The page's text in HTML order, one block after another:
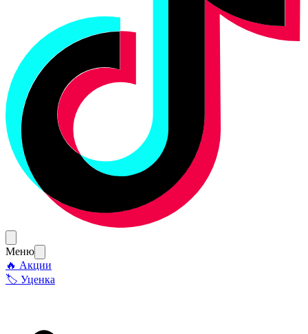
Меню
🔥 Акции
🏷 Уценка